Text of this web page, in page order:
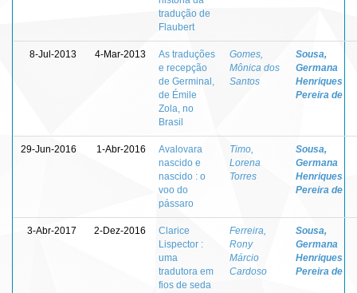
tradução de
Flaubert
8-Jul-2013 4-Mar-2013
As traduções
e recepção
de Germinal,
de Émile
Zola, no
Brasil
Gomes,
Mônica dos
Santos
Sousa,
Germana
Henriques
Pereira de
29-Jun-2016 1-Abr-2016
Avalovara
nascido e
nascido : o
voo do
pássaro
Timo,
Lorena
Torres
Sousa,
Germana
Henriques
Pereira de
3-Abr-2017 2-Dez-2016
Clarice
Lispector :
uma
tradutora em
fios de seda
Ferreira,
Rony
Márcio
Cardoso
Sousa,
Germana
Henriques
Pereira de